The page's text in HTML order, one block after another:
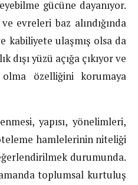
gücüne dayanıyor.
evreleri baz alındığında
kabiliyete ulaşmış olsa da
dışı yüzü açığa çıkıyor ve
özelliğini korumaya
yapısı, yönelimleri,
hamlelerinin niteliği
durumunda.
toplumsal kurtuluş